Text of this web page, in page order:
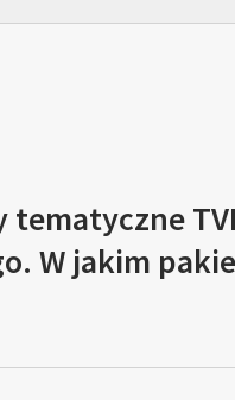
tematyczne
W jakim